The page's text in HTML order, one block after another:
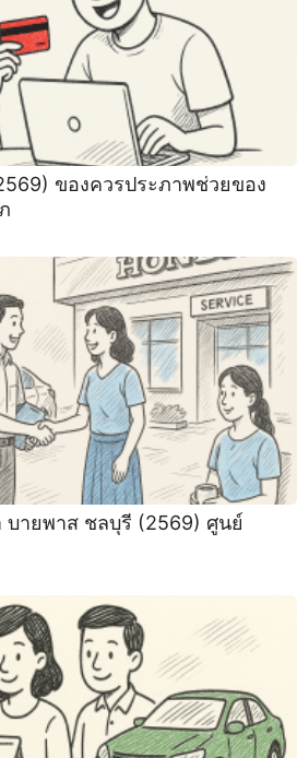
ของควรประภาพช่วยของ
บายพาส ชลบุรี (2569) ศูนย์